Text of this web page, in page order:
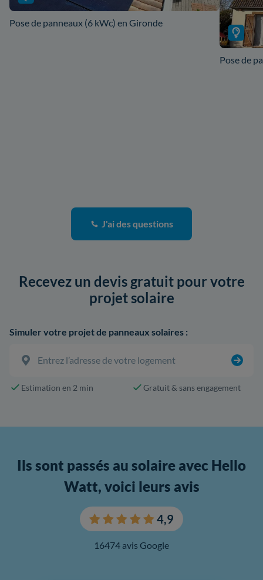
Pose de panneaux (6 kWc) en Gironde
Pose de
J'ai des questions
Recevez un devis gratuit pour votre
projet solaire
Simuler votre projet de panneaux solaires :
Estimation en 2 min Gratuit & sans engagement
Ils sont passés au solaire avec Hello
Watt, voici leurs avis
4,9
16474 avis Google